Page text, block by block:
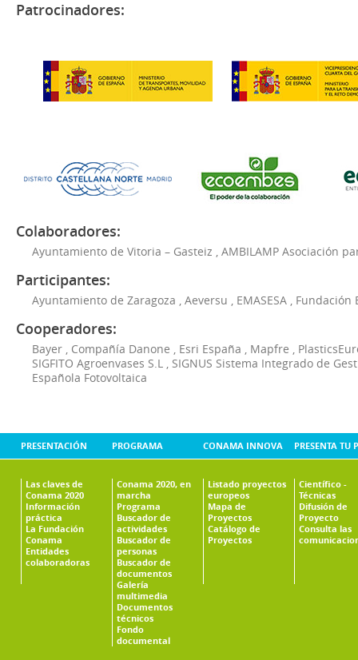
Patrocinadores:
Colaboradores:
Ayuntamiento de Vitoria – Gasteiz AMBILAMP Asociación
Participantes:
Ayuntamiento de Zaragoza Aeversu EMASESA Fundación
Cooperadores:
Bayer Compañía Danone Esri España Mapfre
SIGFITO Agroenvases S.L
SIGNUS Sistema Integrado de
Española Fotovoltaica
PRESENTACIÓN
Las claves de
Conama 2020
Información
práctica
La Fundación
Conama
Entidades
colaboradoras
PROGRAMA
Conama 2020, en
marcha
Programa
Buscador de
actividades
Buscador de
personas
Buscador de
documentos
Galería
multimedia
Documentos
técnicos
Fondo
documental
CONAMA INNOVA
Listado proyectos
europeos
Mapa de
Proyectos
Catálogo de
Proyectos
PRESENTA TU
Científico -
Técnicas
Difusión de
Proyecto
Consulta las